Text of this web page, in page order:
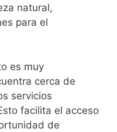
natural,
para el
es muy
cerca de
servicios
facilita el acceso
de